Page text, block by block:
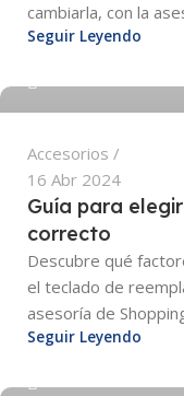
cambiarla, con la
Seguir Leyendo
Accesorios
16 Abr 2024
Guía para
correcto
Descubre qué
el teclado de
asesoría de
Seguir Leyendo